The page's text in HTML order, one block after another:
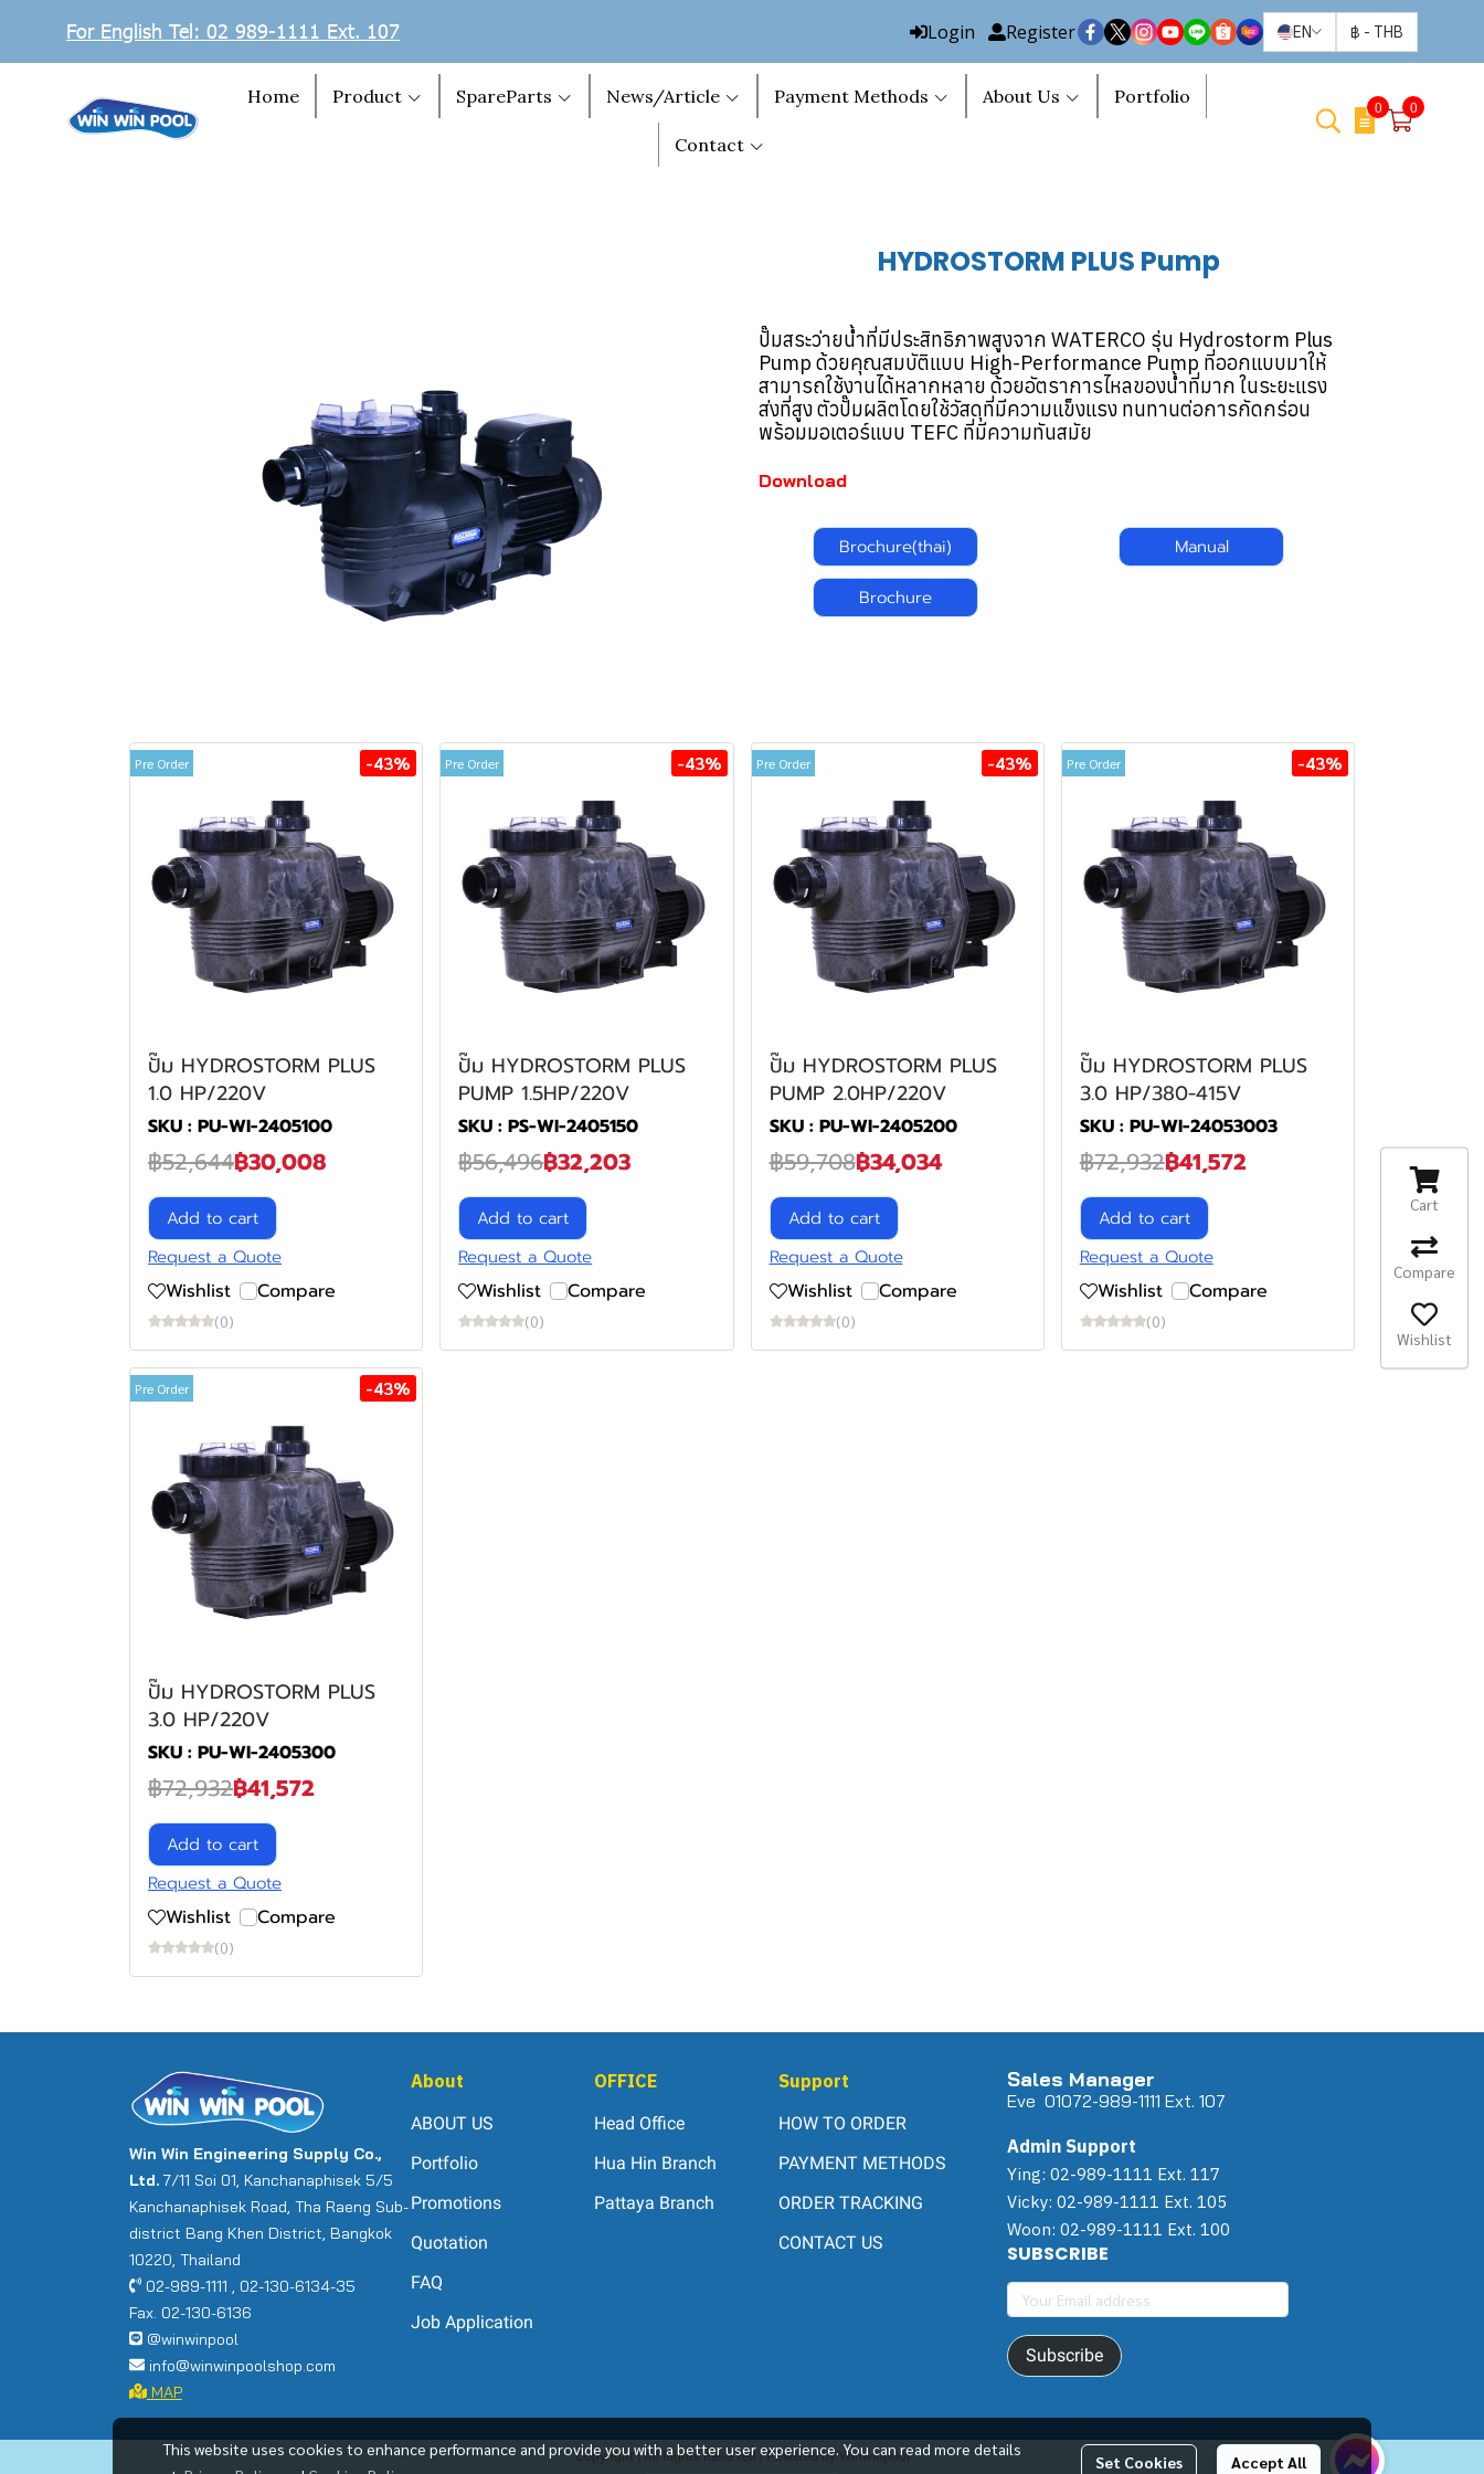
For English Tel: 02 989-1111 Ext. 107 Login Register EN ฿ - THB
Home Product SpareParts News/Article Payment Methods About Us Portfolio
Contact
0 0
HYDROSTORM PLUS Pump
ปั๊มสระว่ายน้ำที่มีประสิทธิภาพสูงจาก WATERCO รุ่น Hydrostorm Plus
Pump ด้วยคุณสมบัติแบบ High-Performance Pump ที่ออกแบบมาให้
สามารถใช้งานได้หลากหลาย ด้วยอัตราการไหลของน้ำที่มาก ในระยะแรง
ส่งที่สูง ตัวปั๊มผลิตโดยใช้วัสดุที่มีความแข็งแรง ทนทานต่อการกัดกร่อน
พร้อมมอเตอร์แบบ TEFC ที่มีความทันสมัย
Download
Brochure(thai)
Brochure
Manual
Pre Order -43%
ปั๊ม HYDROSTORM PLUS
1.0 HP/220V
SKU : PU-WI-2405100
฿52,644฿30,008
Add to cart
Request a Quote
Wishlist Compare
(0)
Pre Order -43%
ปั๊ม HYDROSTORM PLUS
PUMP 1.5HP/220V
SKU : PS-WI-2405150
฿56,496฿32,203
Add to cart
Request a Quote
Wishlist Compare
(0)
Pre Order -43%
ปั๊ม HYDROSTORM PLUS
PUMP 2.0HP/220V
SKU : PU-WI-2405200
฿59,708฿34,034
Add to cart
Request a Quote
Wishlist Compare
(0)
Pre Order -43%
ปั๊ม HYDROSTORM PLUS
3.0 HP/380-415V
SKU : PU-WI-24053003
฿72,932฿41,572
Add to cart
Request a Quote
Wishlist Compare
(0)
Pre Order -43%
ปั๊ม HYDROSTORM PLUS
3.0 HP/220V
SKU : PU-WI-2405300
฿72,932฿41,572
Add to cart
Request a Quote
Wishlist Compare
(0)
This website uses cookies to enhance performance and provide you with a better user experience. You can read more details
Set Cookies Accept All
Win Win Engineering Supply Co.,
Ltd. 7/11 Soi 01, Kanchanaphisek 5/5
Kanchanaphisek Road, Tha Raeng Sub-
district Bang Khen District, Bangkok
10220, Thailand
02-989-1111 , 02-130-6134-35
Fax. 02-130-6136
@winwinpool
info@winwinpoolshop.com
MAP
About
ABOUT US
Portfolio
Promotions
Quotation
FAQ
Job Application
OFFICE
Head Office
Hua Hin Branch
Pattaya Branch
Support
HOW TO ORDER
PAYMENT METHODS
ORDER TRACKING
CONTACT US
Sales Manager
Eve 01072-989-1111 Ext. 107
Admin Support
Ying: 02-989-1111 Ext. 117
Vicky: 02-989-1111 Ext. 105
Woon: 02-989-1111 Ext. 100
SUBSCRIBE
Subscribe
Copyright | All Rights Reserved | Powered by Winwinpool
Cart
Compare
Wishlist